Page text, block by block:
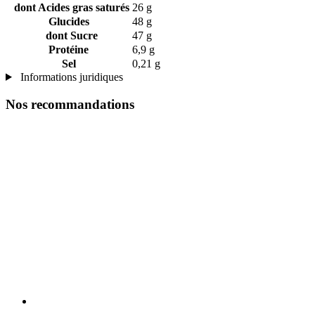
dont Acides gras saturés 26 g
Glucides
48 g
dont Sucre
47 g
Protéine
6,9 g
Sel
0,21 g
Informations juridiques
Nos recommandations